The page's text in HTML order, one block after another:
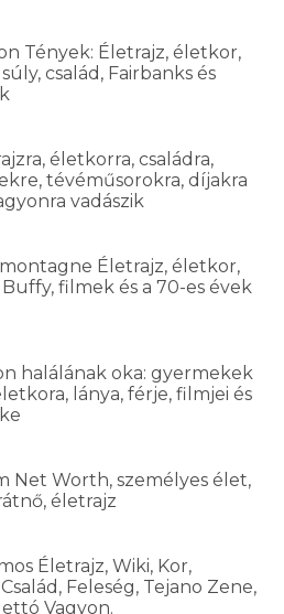
Tények: Életrajz, életkor,
család, Fairbanks és
életkorra, családra,
tévéműsorokra, díjakra
vadászik
Életrajz, életkor,
Buffy, filmek és a 70-es évek
halálának oka: gyermekek
lánya, férje, filmjei és
Net Worth, személyes élet,
életrajz
Életrajz, Wiki, Kor,
Család, Feleség, Tejano Zene,
Vagyon.